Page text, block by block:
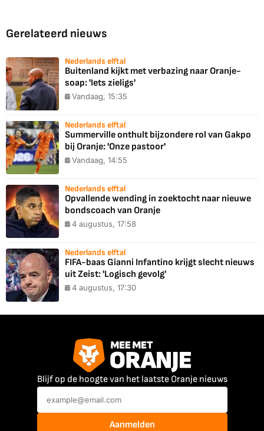
Gerelateerd nieuws
Nederlands elftal
Buitenland kijkt met verbazing naar Oranje-
soap: 'Iets zieligs'
Vandaag, 15:35
Nederlands elftal
Summerville onthult bijzondere rol van Gakpo
bij Oranje: 'Onze pastoor'
Vandaag, 14:55
Nederlands elftal
Opvallende wending in zoektocht naar nieuwe
bondscoach van Oranje
4 augustus, 17:58
Nederlands elftal
FIFA-baas Gianni Infantino krijgt slecht nieuws
uit Zeist: 'Logisch gevolg'
4 augustus, 17:30
Blijf op de hoogte van het laatste Oranje nieuws
Aanmelden